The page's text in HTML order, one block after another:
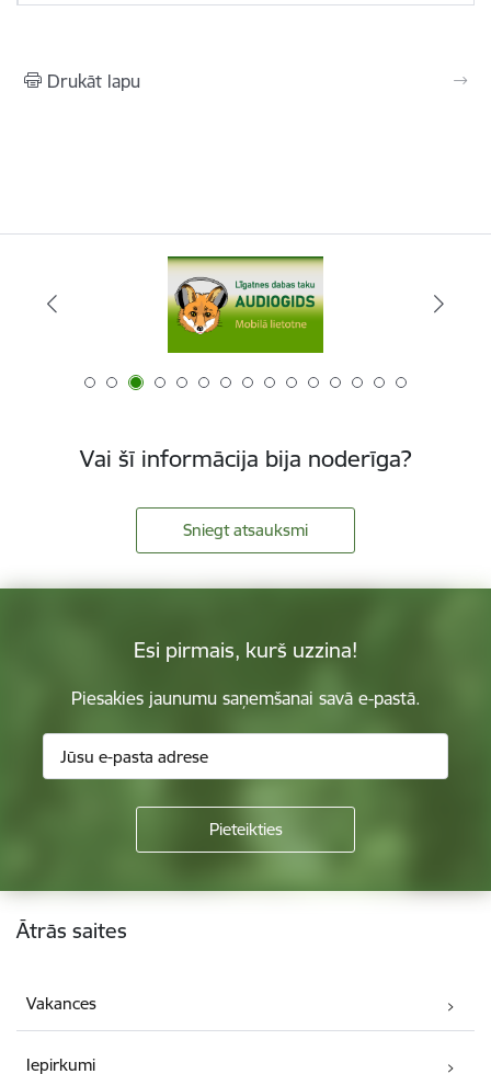
Drukāt lapu
Vai šī informācija bija noderīga?
Sniegt atsauksmi
Esi pirmais, kurš uzzina!
Piesakies jaunumu saņemšanai savā e-pastā.
Kājene
Ātrās saites
Vakances
Iepirkumi